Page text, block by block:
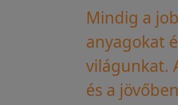
Mindig a
anyagokat
világunkat.
és a